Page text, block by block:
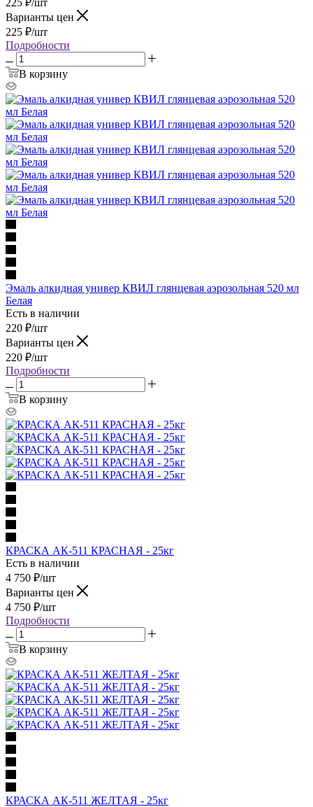
Варианты цен
225 ₽/шт
Подробности
В корзину
Эмаль алкидная универ КВИЛ глянцевая аэрозольная 520 мл
Белая
Есть в наличии
220 ₽/шт
Варианты цен
220 ₽/шт
Подробности
В корзину
КРАСКА АК-511 КРАСНАЯ - 25кг
Есть в наличии
4 750 ₽/шт
Варианты цен
4 750 ₽/шт
Подробности
В корзину
КРАСКА АК-511 ЖЕЛТАЯ - 25кг